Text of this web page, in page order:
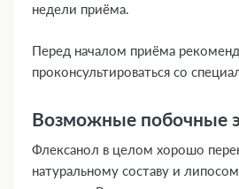
недели приёма.
Перед началом приёма
проконсультироваться со
Возможные побочные
Флексанол в целом хорошо
натуральному составу и